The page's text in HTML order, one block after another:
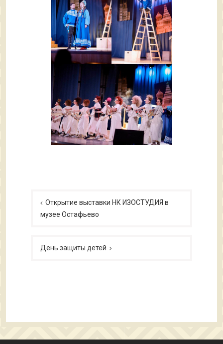
по
записям
Открытие выставки НК ИЗОСТУДИЯ в
музее Остафьево
День защиты детей